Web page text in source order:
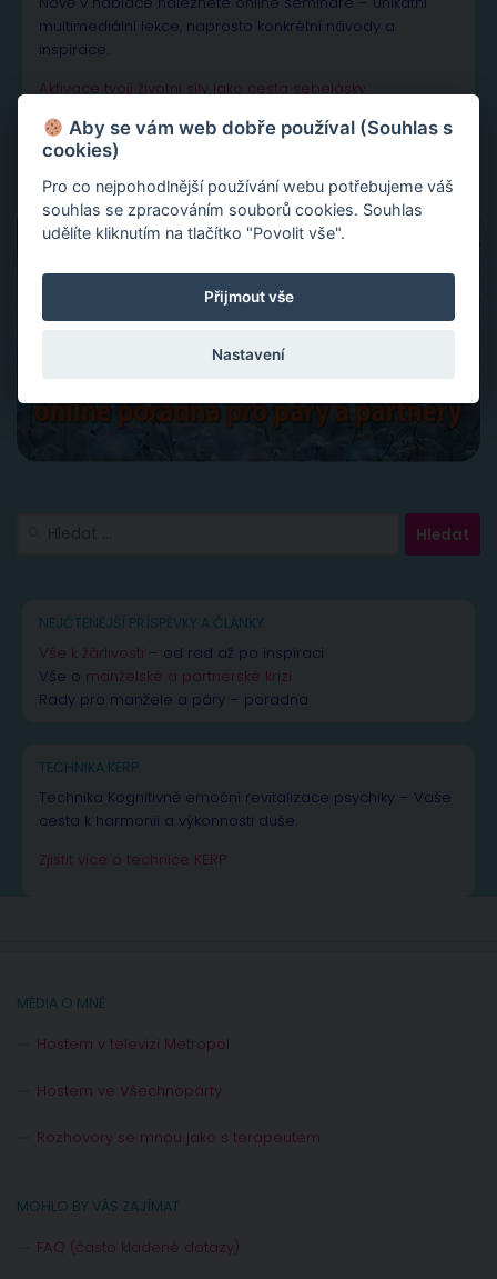
multimediální lekce, naprosto konkrétní návody a
inspirace.
Aktivace tvojí životní síly jako cesta sebelásky
Slovy ke šťastnému vztahu
NEJČTENĚJŠÍ PŘÍSPĚVKY A ČLÁNKY
Vše k žárlivosti – od rad až po inspiraci
Vše o manželské a partnerské krizi
Rady pro manžele a páry – poradna
TECHNIKA KERP
Technika Kognitivně emoční revitalizace psychiky – Vaše
cesta k harmonii a výkonnosti duše.
Zjistit více o technice KERP
MÉDIA O MNĚ
Hostem v televizi Metropol
Hostem ve Všechnopárty
Rozhovory se mnou jako s terapeutem
MOHLO BY VÁS ZAJÍMAT
FAQ (často kladené dotazy)
Aby se vám web dobře používal (Souhlas s
cookies)
Pro co nejpohodlnější používání webu potřebujeme váš
souhlas se zpracováním souborů cookies. Souhlas
udělíte kliknutím na tlačítko "Povolit vše".
Přijmout vše
Nastavení